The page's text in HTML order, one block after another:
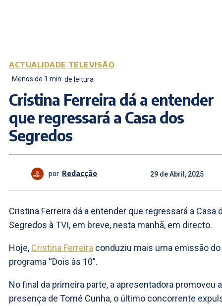
ACTUALIDADE TELEVISÃO
Menos de 1 min. de leitura
Cristina Ferreira dá a entender
que regressará a Casa dos
Segredos
por Redacção 29 de Abril, 2025
Cristina Ferreira dá a entender que regressará a Casa
Segredos à TVI, em breve, nesta manhã, em directo.
Hoje, Cristina Ferreira conduziu mais uma emissão do
programa “Dois às 10”.
No final da primeira parte, a apresentadora promoveu a
presença de Tomé Cunha, o último concorrente